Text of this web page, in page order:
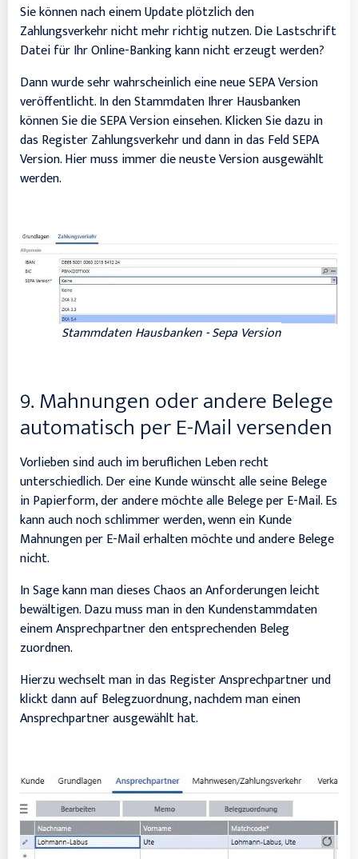
Sie können nach einem Update plötzlich den
Zahlungsverkehr nicht mehr richtig nutzen. Die Lastschrift
Datei für Ihr Online-Banking kann nicht erzeugt werden?
Dann wurde sehr wahrscheinlich eine neue SEPA Version
veröffentlicht. In den Stammdaten Ihrer Hausbanken
können Sie die SEPA Version einsehen. Klicken Sie dazu in
das Register Zahlungsverkehr und dann in das Feld SEPA
Version. Hier muss immer die neuste Version ausgewählt
werden.
Stammdaten Hausbanken - Sepa Version
9. Mahnungen oder andere Belege
automatisch per E-Mail versenden
Vorlieben sind auch im beruflichen Leben recht
unterschiedlich. Der eine Kunde wünscht alle seine Belege
in Papierform, der andere möchte alle Belege per E-Mail. Es
kann auch noch schlimmer werden, wenn ein Kunde
Mahnungen per E-Mail erhalten möchte und andere Belege
nicht.
In Sage kann man dieses Chaos an Anforderungen leicht
bewältigen. Dazu muss man in den Kundenstammdaten
einem Ansprechpartner den entsprechenden Beleg
zuordnen.
Hierzu wechselt man in das Register Ansprechpartner und
klickt dann auf Belegzuordnung, nachdem man einen
Ansprechpartner ausgewählt hat.